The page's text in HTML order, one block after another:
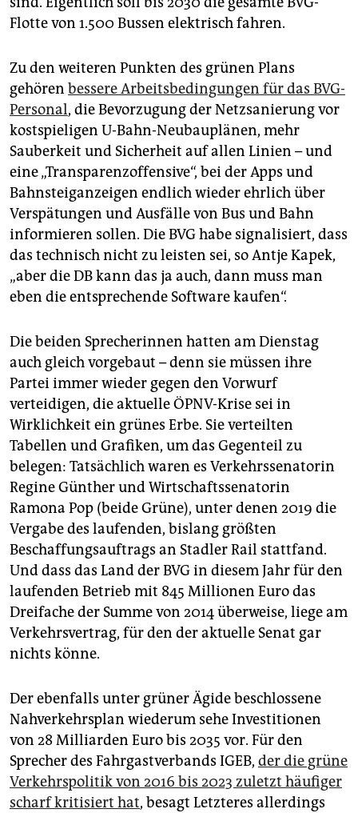
Flotte von 1.500 Bussen elektrisch fahren.
Zu den weiteren Punkten des grünen Plans
gehören bessere Arbeitsbedingungen für das BVG-
Personal, die Bevorzugung der Netzsanierung vor
kostspieligen U-Bahn-Neubauplänen, mehr
Sauberkeit und Sicherheit auf allen Linien – und
eine „Transparenzoffensive“, bei der Apps und
Bahnsteiganzeigen endlich wieder ehrlich über
Verspätungen und Ausfälle von Bus und Bahn
informieren sollen. Die BVG habe signalisiert, dass
das technisch nicht zu leisten sei, so Antje Kapek,
„aber die DB kann das ja auch, dann muss man
eben die entsprechende Software kaufen“.
Die beiden Sprecherinnen hatten am Dienstag
auch gleich vorgebaut – denn sie müssen ihre
Partei immer wieder gegen den Vorwurf
verteidigen, die aktuelle ÖPNV-Krise sei in
Wirklichkeit ein grünes Erbe. Sie verteilten
Tabellen und Grafiken, um das Gegenteil zu
belegen: Tatsächlich waren es Verkehrssenatorin
Regine Günther und Wirtschaftssenatorin
Ramona Pop (beide Grüne), unter denen 2019 die
Vergabe des laufenden, bislang größten
Beschaffungsauftrags an Stadler Rail stattfand.
Und dass das Land der BVG in diesem Jahr für den
laufenden Betrieb mit 845 Millionen Euro das
Dreifache der Summe von 2014 überweise, liege am
Verkehrsvertrag, für den der aktuelle Senat gar
nichts könne.
Der ebenfalls unter grüner Ägide beschlossene
Nahverkehrsplan wiederum sehe Investitionen
von 28 Milliarden Euro bis 2035 vor. Für den
Sprecher des Fahrgastverbands IGEB, der die grüne
Verkehrspolitik von 2016 bis 2023 zuletzt häufiger
scharf kritisiert hat, besagt Letzteres allerdings